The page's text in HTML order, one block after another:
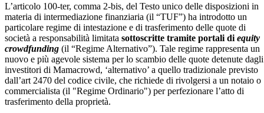
L’articolo 100-ter, comma 2-bis, del Testo unico delle disposizioni in
materia di intermediazione finanziaria (il “TUF”) ha introdotto un
particolare regime di intestazione e di trasferimento delle quote di
società a responsabilità limitata sottoscritte tramite portali di equity
crowdfunding (il “Regime Alternativo”). Tale regime rappresenta un
nuovo e più agevole sistema per lo scambio delle quote detenute dagli
investitori di Mamacrowd, ‘alternativo’ a quello tradizionale previsto
dall’art 2470 del codice civile, che richiede di rivolgersi a un notaio o
commercialista (il "Regime Ordinario") per perfezionare l’atto di
trasferimento della proprietà.